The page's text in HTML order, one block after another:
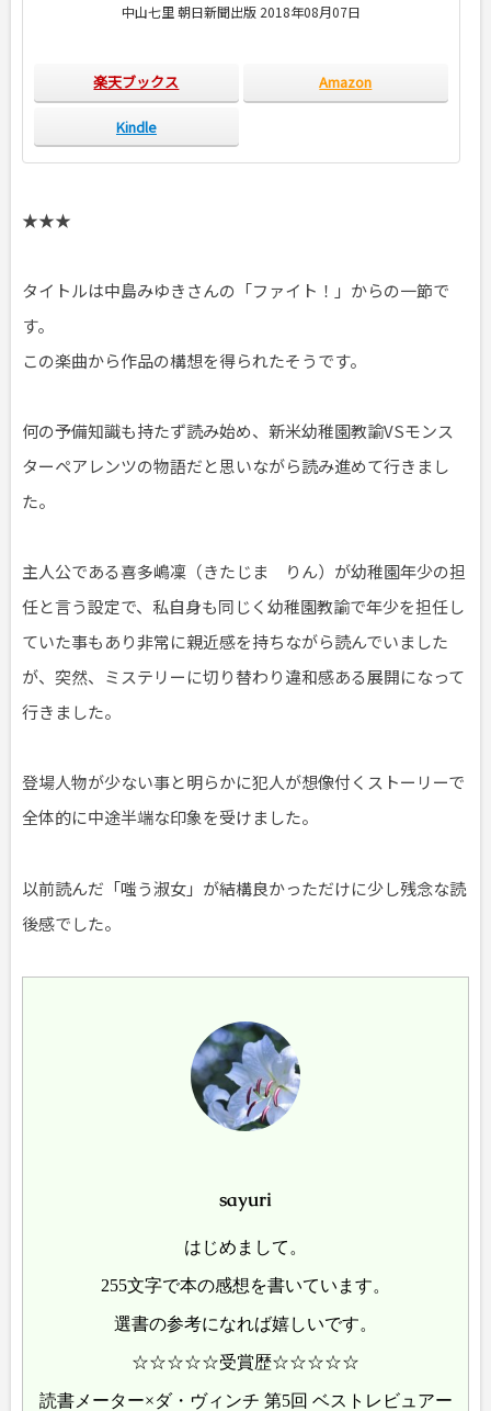
中山七里 朝日新聞出版 2018年08月07日
楽天ブックス Amazon
Kindle
★★★
タイトルは中島みゆきさんの「ファイト！」からの一節で
す。
この楽曲から作品の構想を得られたそうです。
何の予備知識も持たず読み始め、新米幼稚園教諭VSモンス
ターペアレンツの物語だと思いながら読み進めて行きまし
た。
主人公である喜多嶋凜（きたじま りん）が幼稚園年少の担
任と言う設定で、私自身も同じく幼稚園教諭で年少を担任し
ていた事もあり非常に親近感を持ちながら読んでいました
が、突然、ミステリーに切り替わり違和感ある展開になって
行きました。
登場人物が少ない事と明らかに犯人が想像付くストーリーで
全体的に中途半端な印象を受けました。
以前読んだ「嗤う淑女」が結構良かっただけに少し残念な読
後感でした。
sayuri
はじめまして。
255文字で本の感想を書いています。
選書の参考になれば嬉しいです。
☆☆☆☆☆受賞歴☆☆☆☆☆
読書メーター×ダ・ヴィンチ 第5回 ベストレビュアー